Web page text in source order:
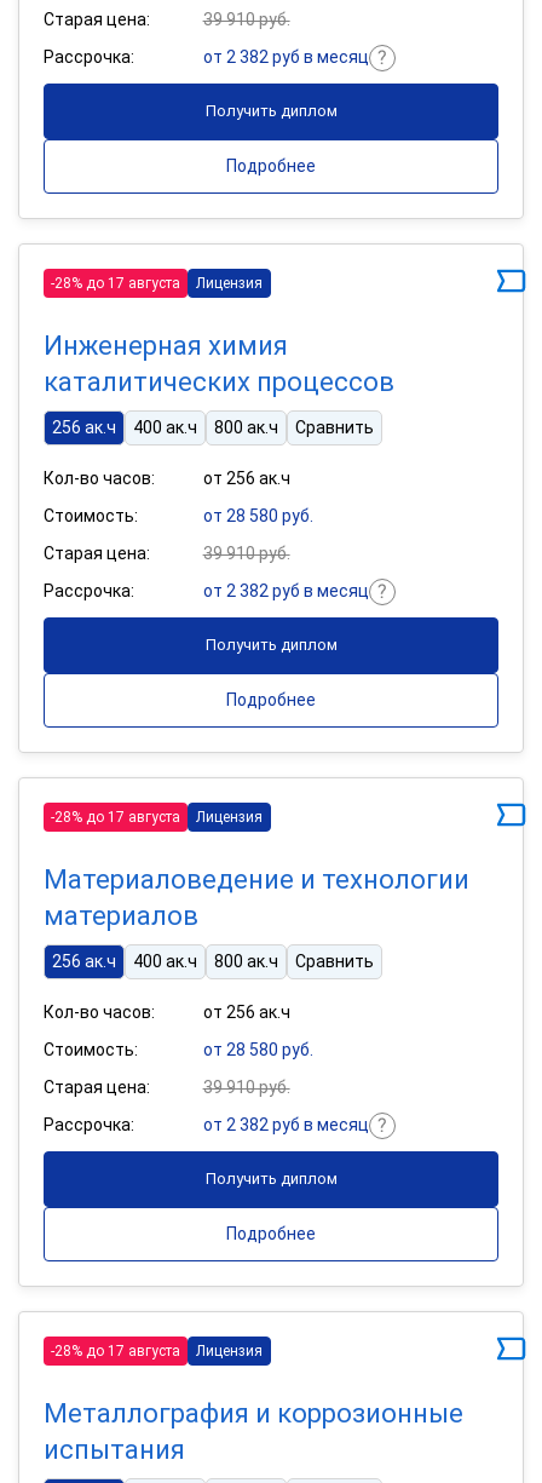
Старая цена:
39 910 руб.
Рассрочка:
от 2 382 руб в месяц
Получить диплом
Подробнее
-28% до 17 августа Лицензия
Инженерная химия
каталитических процессов
256 ак.ч 400 ак.ч 800 ак.ч Сравнить
Кол-во часов:
от 256 ак.ч
Стоимость:
от 28 580 руб.
Старая цена:
39 910 руб.
Рассрочка:
от 2 382 руб в месяц
Получить диплом
Подробнее
-28% до 17 августа Лицензия
Материаловедение и технологии
материалов
256 ак.ч 400 ак.ч 800 ак.ч Сравнить
Кол-во часов:
от 256 ак.ч
Стоимость:
от 28 580 руб.
Старая цена:
39 910 руб.
Рассрочка:
от 2 382 руб в месяц
Получить диплом
Подробнее
-28% до 17 августа Лицензия
Металлография и коррозионные
испытания